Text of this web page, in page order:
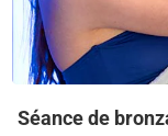
Séance de